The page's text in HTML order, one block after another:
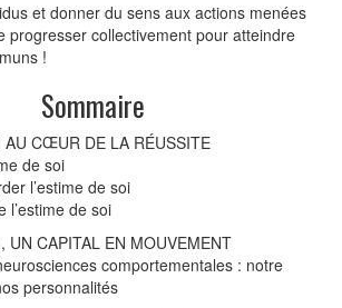
et donner du sens aux actions menées
progresser collectivement pour atteindre
!
Sommaire
AU CŒUR DE LA RÉUSSITE
de soi
l’estime de soi
l’estime de soi
UN CAPITAL EN MOUVEMENT
comportementales : notre
personnalités